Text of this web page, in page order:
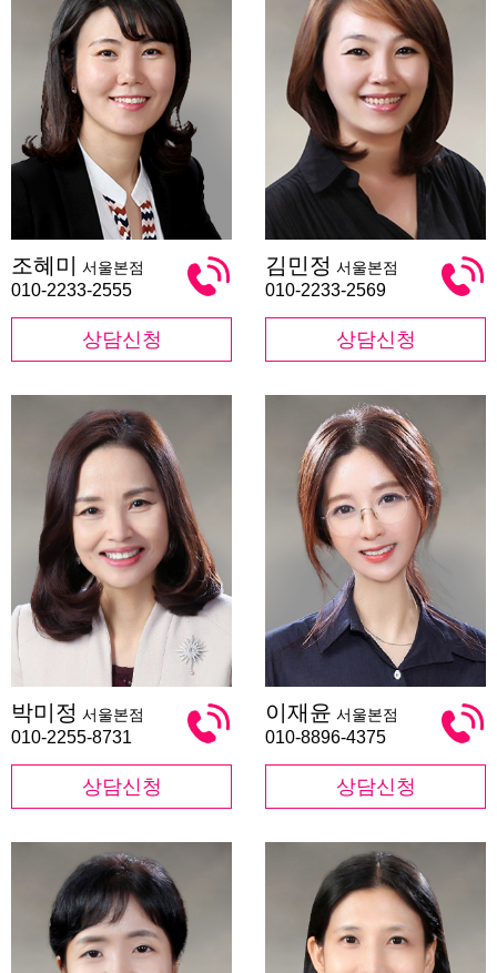
혜
미
조혜미 서울본점
010-2233-2555
상담신청
민
정
김민정 서울본점
010-2233-2569
상담신청
미
정
박미정 서울본점
010-2255-8731
상담신청
재
윤
이재윤 서울본점
010-8896-4375
상담신청